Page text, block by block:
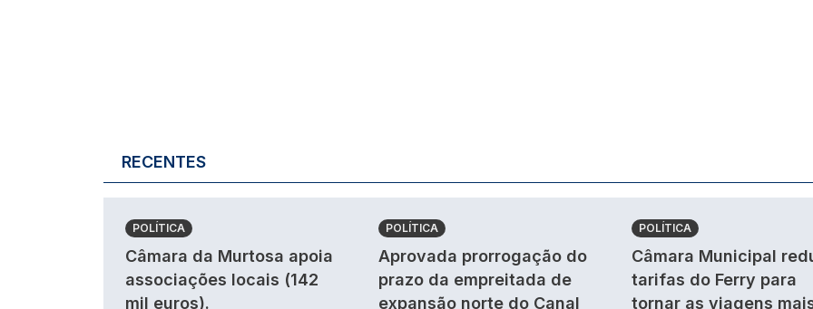
RECENTES
POLÍTICA
Câmara da Murtosa apoia
associações locais (142
mil euros).
POLÍTICA
Aprovada prorrogação do
prazo da empreitada de
expansão norte do Canal
POLÍTICA
Câmara Municipal
tarifas do Ferry para
tornar as viagens